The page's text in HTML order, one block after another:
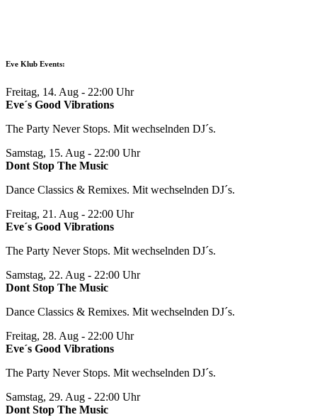
Eve Klub Events:
Freitag, 14. Aug - 22:00 Uhr
Eve´s Good Vibrations
The Party Never Stops. Mit wechselnden DJ´s.
Samstag, 15. Aug - 22:00 Uhr
Dont Stop The Music
Dance Classics & Remixes. Mit wechselnden DJ´s.
Freitag, 21. Aug - 22:00 Uhr
Eve´s Good Vibrations
The Party Never Stops. Mit wechselnden DJ´s.
Samstag, 22. Aug - 22:00 Uhr
Dont Stop The Music
Dance Classics & Remixes. Mit wechselnden DJ´s.
Freitag, 28. Aug - 22:00 Uhr
Eve´s Good Vibrations
The Party Never Stops. Mit wechselnden DJ´s.
Samstag, 29. Aug - 22:00 Uhr
Dont Stop The Music